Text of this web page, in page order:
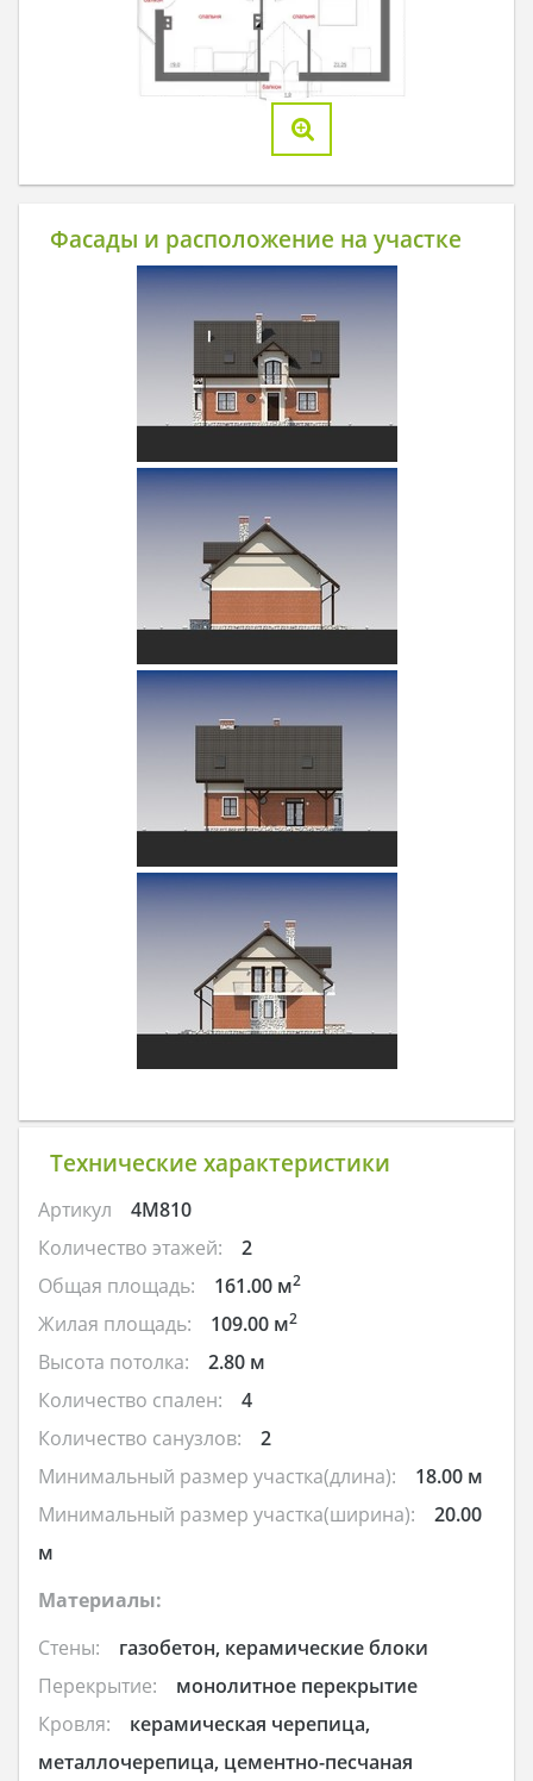
Фасады и расположение на участке
Технические характеристики
Артикул
4M810
Количество этажей:
2
Общая площадь:
161.00 м2
Жилая площадь: 109.00 м2
Высота потолка:
2.80 м
Количество спален:
4
Количество санузлов:
2
Минимальный размер участка(длина):
18.00 м
Минимальный размер участка(ширина):
20.00
м
Материалы:
Стены:
газобетон, керамические блоки
Перекрытие:
монолитное перекрытие
Кровля:
керамическая черепица,
металлочерепица, цементно-песчаная